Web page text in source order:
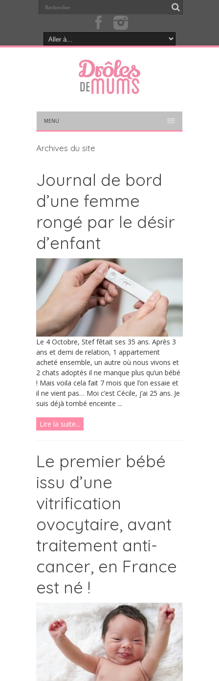
MENU
Archives du site
Journal de bord
d’une femme
rongé par le désir
d’enfant
Le 4 Octobre, Stef fêtait ses 35 ans. Après 3
ans et demi de relation, 1 appartement
acheté ensemble, un autre où nous vivons et
2 chats adoptés il ne manque plus qu’un bébé
! Mais voila cela fait 7 mois que l’on essaie et
il ne vient pas… Moi c’est Cécile, j’ai 25 ans. Je
suis déjà tombé enceinte ...
Lire la suite...
Le premier bébé
issu d’une
vitrification
ovocytaire, avant
traitement anti-
cancer, en France
est né !